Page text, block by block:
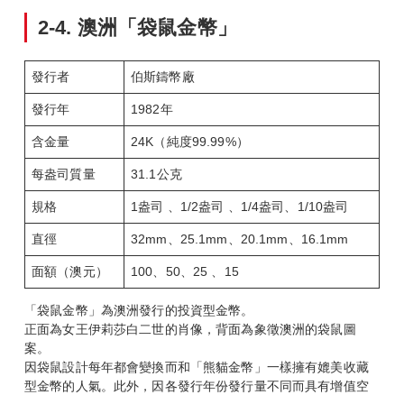
2-4. 澳洲「袋鼠金幣」
發行者 伯斯鑄幣廠
發行年 1982年
含金量 24K（純度99.99%）
每盎司質量 31.1公克
規格 1盎司 、1/2盎司 、1/4盎司、1/10盎司
直徑 32mm、25.1mm、20.1mm、16.1mm
面額（澳元） 100、50、25 、15
「袋鼠金幣」為澳洲發行的投資型金幣。
正面為女王伊莉莎白二世的肖像，背面為象徵澳洲的袋鼠圖
案。
因袋鼠設計每年都會變換而和「熊貓金幣」一樣擁有媲美收藏
型金幣的人氣。此外，因各發行年份發行量不同而具有增值空